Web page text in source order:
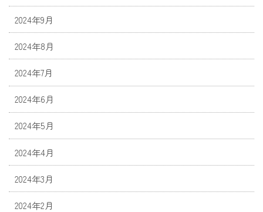
2024年9月
2024年8月
2024年7月
2024年6月
2024年5月
2024年4月
2024年3月
2024年2月